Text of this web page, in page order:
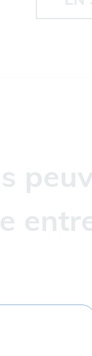
méthodes
mais aussi